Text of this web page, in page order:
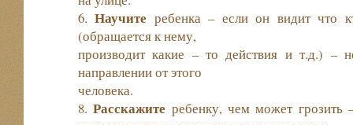
6.Научите ребенка – если он видит что
(обращается к нему,
производит какие – то действия и т.д.) –
направлении от этого
человека.
8.Расскажите ребенку, чем может грозить